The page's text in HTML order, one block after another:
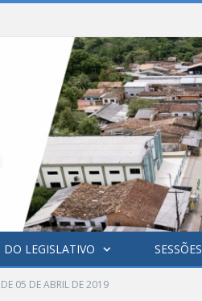
LEGISLATIVO SESSÕES
05 DE ABRIL DE 2019